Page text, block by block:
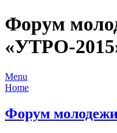
Форум
«УТРО-
Menu
Home
Форум